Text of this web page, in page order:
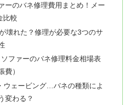
ーのバネ修理費用まとめ！メー
比較
壊れた？修理が必要な3つのサ
ファーのバネ修理料金相場表
費）
ウェービング…バネの種類によ
変わる？